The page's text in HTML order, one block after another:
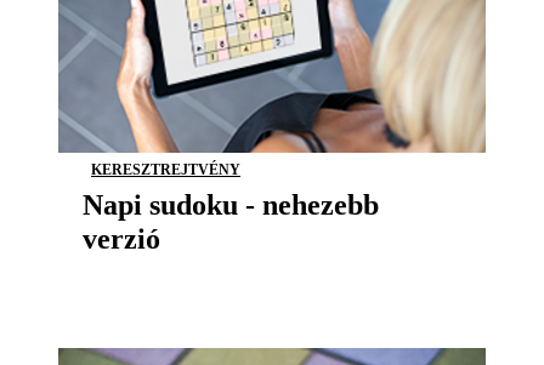
KERESZTREJTVÉNY
Napi sudoku - nehezebb
verzió